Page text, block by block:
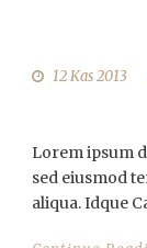
12 Kas 2013
Lorem ipsum
sed eiusmod
aliqua. Idque